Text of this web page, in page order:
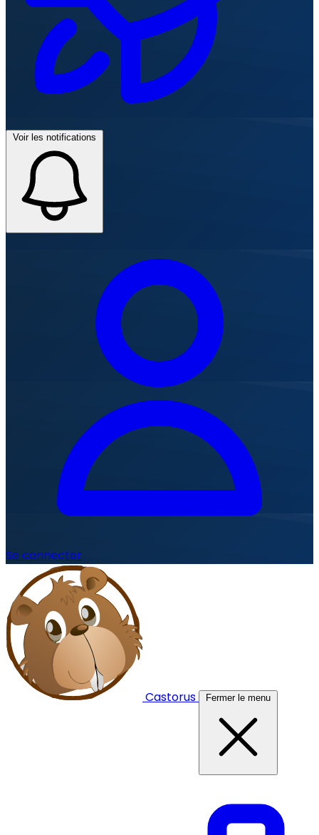
Voir les notifications
Se connecter
Castorus Fermer le menu